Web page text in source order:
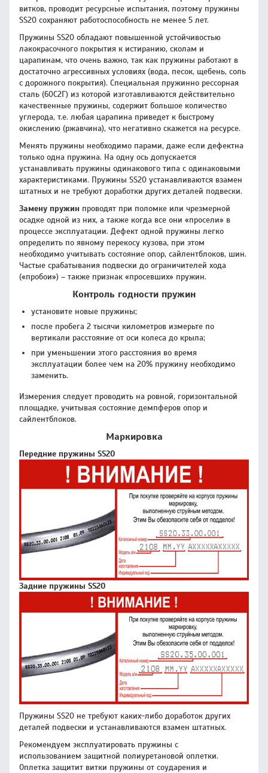
витков, проводит ресурсные испытания, поэтому пружины
SS20 сохраняют работоспособность не менее 5 лет.
Пружины SS20 обладают повышенной устойчивостью
лакокрасочного покрытия к истиранию, сколам и
царапинам, что очень важно, так как пружины работают в
достаточно агрессивных условиях (вода, песок, щебень, соль
с дорожного покрытия). Специальная пружинно рессорная
сталь (60С2Г) из которой изготавливаются действительно
качественные пружины, содержит большое количество
углерода, т.е. любая царапина приведет к быстрому
окислению (ржавчина), что негативно скажется на ресурсе.
Менять пружины необходимо парами, даже если дефектна
только одна пружина. На одну ось допускается
устанавливать пружины одинакового типа с одинаковыми
характеристиками. Пружины SS20 устанавливаются взамен
штатных и не требуют доработки других деталей подвески.
Замену пружин проводят при поломке или чрезмерной
осадке одной из них, а также когда все они «просели» в
процессе эксплуатации. Дефект одной пружины легко
определить по явному перекосу кузова, при этом
необходимо учитывать состояние опор, сайлентблоков, шин.
Частые срабатывания подвески до ограничителей хода
(«пробои») – также признак «просевших» пружин.
Контроль годности пружин
установите новые пружины;
после пробега 2 тысячи километров измерьте по
вертикали расстояние от оси колеса до крыла;
при уменьшении этого расстояния во время
эксплуатации более чем на 20% пружину необходимо
заменить.
Измерения следует проводить на ровной, горизонтальной
площадке, учитывая состояние демпферов опор и
сайлентблоков.
Маркировка
Передние пружины SS20
Задние пружины SS20
Пружины SS20 не требуют каких-либо доработок других
деталей подвески и устанавливаются взамен штатных.
Рекомендуем эксплуатировать пружины с
использованием защитной полиуретановой оплетки.
Оплетка защитит витки пружины от соударения и